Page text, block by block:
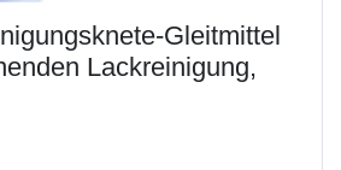
Gleitmittel
Lackreinigung,